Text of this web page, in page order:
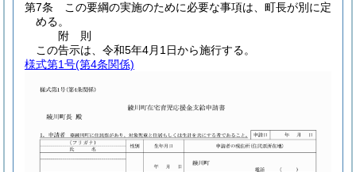
第7条
この要綱の実施のために必要な事項は、町長が別に定
める。
附 則
この告示は、令和5年4月1日から施行する。
様式第1号(第4条関係)